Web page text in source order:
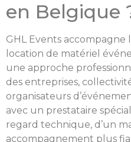
en Belgique
GHL Events accompagne
location de matériel
une approche
des entreprises,
organisateurs
avec un prestataire
regard technique, d’un
accompagnement plus